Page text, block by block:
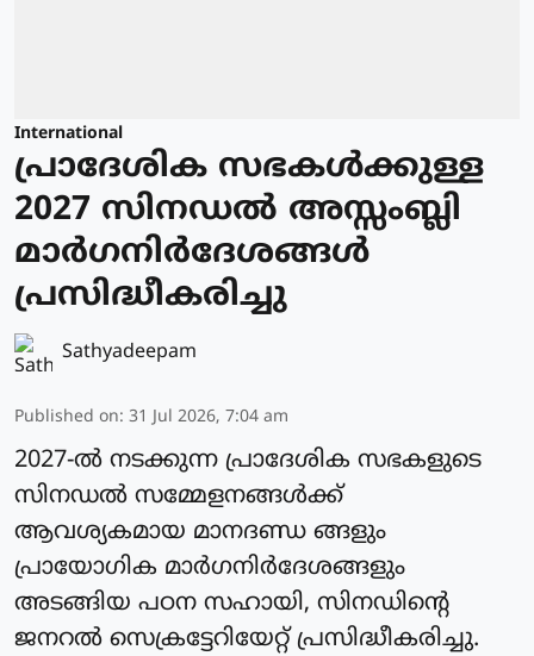
International
പ്രാദേശിക സഭകള്‍ക്കുള്ള
2027 സിനഡല്‍ അസ്സംബ്ലി
മാര്‍ഗനിര്‍ദേശങ്ങള്‍
പ്രസിദ്ധീകരിച്ചു
Sathyadeepam
Published on: 31 Jul 2026, 7:04 am
2027-ല്‍ നടക്കുന്ന പ്രാദേശിക സഭകളുടെ
സിനഡല്‍ സമ്മേളനങ്ങള്‍ക്ക്
ആവശ്യകമായ മാനദണ്ഡ ങ്ങളും
പ്രായോഗിക മാർഗനിർദേശങ്ങളും
അടങ്ങിയ പഠന സഹായി, സിനഡിന്റെ
ജനറല്‍ സെക്രട്ടേറിയേറ്റ് പ്രസിദ്ധീകരിച്ചു.